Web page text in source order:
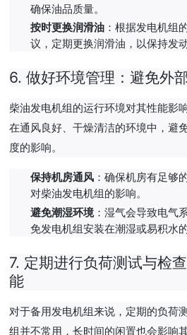
确保油品质量。
按时更换润滑油 ：根据发电机组
议，定期更换润滑油，以保持发
6.做好环境管理：避免外
柴油发电机组的运行环境对其性能影
在通风良好、干燥清洁的环境中，避
度的影响。
保持机房通风 ：确保机房有足够
对柴油发电机组的影响。
避免潮湿环境：湿气会导致电气
免发电机组安装在潮湿或易积水的
7. 定期进行负荷测试与检
能
对于备用发电机组来说，定期的负荷
组并不常用，长时间的闲置也会影响